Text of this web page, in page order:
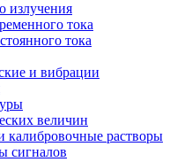
излучения
тока
тока
и вибрации
величин
калибровочные растворы
сигналов